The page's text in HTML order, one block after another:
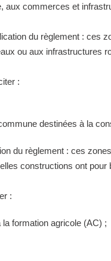
aux commerces et
du règlement : ces
ou aux infrastructures
:
destinées à la
du règlement : ces
constructions ont pour
:
formation agricole (AC) ;